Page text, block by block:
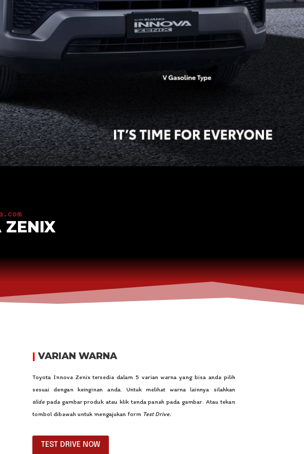
ZENIX
| VARIAN WARNA
Toyota Innova Zenix tersedia dalam 5 varian warna yang bisa anda pilih
sesuai dengan keinginan anda. Untuk melihat warna lainnya silahkan
slidepada gambar produk atau klik tanda panah pada gambar. Atau tekan
tombol dibawah untuk mengajukan form Test Drive.
TEST DRIVE NOW